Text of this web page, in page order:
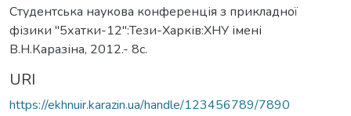
Студентська наукова конференція з прикладної
фізики "5хатки-12":Тези-Харків:ХНУ імені
В.Н.Каразіна, 2012.- 8с.
URI
https://ekhnuir.karazin.ua/handle/123456789/7890